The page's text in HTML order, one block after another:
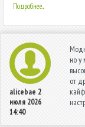
Подробнее...
alicebae 2
июля 2026
14:40
но у
от